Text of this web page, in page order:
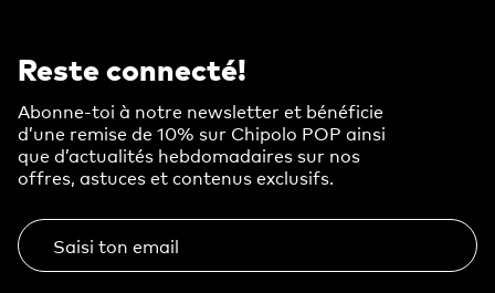
Reste connecté!
Abonne-toi à notre newsletter et bénéficie
d’une remise de 10% sur Chipolo POP ainsi
que d’actualités hebdomadaires sur nos
offres, astuces et contenus exclusifs.
Saisi ton email